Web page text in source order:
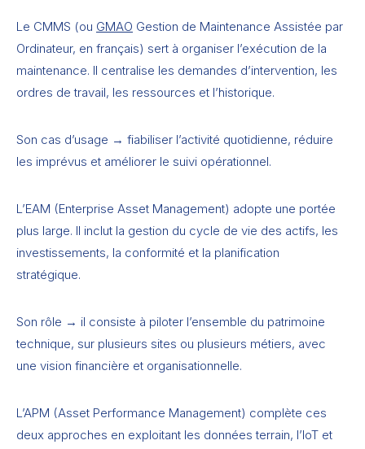
Le CMMS (ou GMAO Gestion de Maintenance Assistée par
Ordinateur, en français) sert à organiser l’exécution de la
maintenance. Il centralise les demandes d’intervention, les
ordres de travail, les ressources et l’historique.
Son cas d’usage → fiabiliser l’activité quotidienne, réduire
les imprévus et améliorer le suivi opérationnel.
L’EAM (Enterprise Asset Management) adopte une portée
plus large. Il inclut la gestion du cycle de vie des actifs, les
investissements, la conformité et la planification
stratégique.
Son rôle → il consiste à piloter l’ensemble du patrimoine
technique, sur plusieurs sites ou plusieurs métiers, avec
une vision financière et organisationnelle.
L’APM (Asset Performance Management) complète ces
deux approches en exploitant les données terrain, l’IoT et